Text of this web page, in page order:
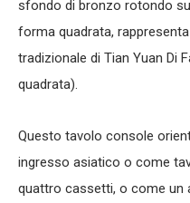
sfondo di bronzo rotondo
forma quadrata,
tradizionale di Tian Yuan Di
quadrata).
Questo tavolo console
ingresso asiatico o come
quattro cassetti, o come un